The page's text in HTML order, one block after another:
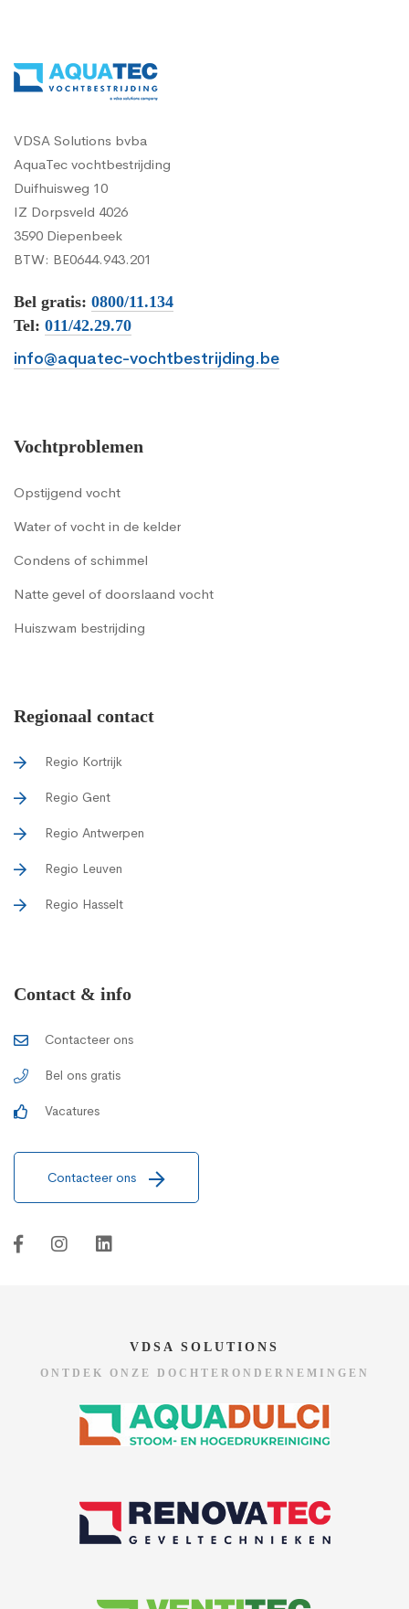
VDSA Solutions bvba
AquaTec vochtbestrijding
Duifhuisweg 10
IZ Dorpsveld 4026
3590 Diepenbeek
BTW: BE0644.943.201
Bel gratis: 0800/11.134
Tel: 011/42.29.70
info@aquatec-vochtbestrijding.be
Vochtproblemen
Opstijgend vocht
Water of vocht in de kelder
Condens of schimmel
Natte gevel of doorslaand vocht
Huiszwam bestrijding
Regionaal contact
Regio Kortrijk
Regio Gent
Regio Antwerpen
Regio Leuven
Regio Hasselt
Contact & info
Contacteer ons
Bel ons gratis
Vacatures
Contacteer ons
VDSA SOLUTIONS
ONTDEK ONZE DOCHTERONDERNEMINGEN